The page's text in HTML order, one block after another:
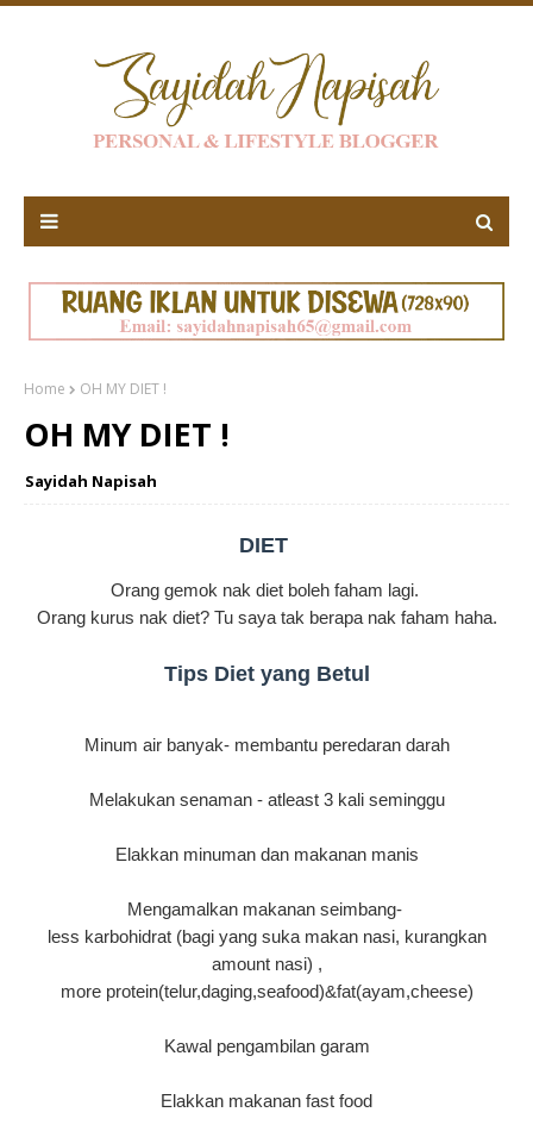
Home OH MY DIET !
OH MY DIET !
Sayidah Napisah
DIET
Orang gemok nak diet boleh faham lagi.
Orang kurus nak diet? Tu saya tak berapa nak faham haha.
Tips Diet yang Betul
Minum air banyak- membantu peredaran darah
Melakukan senaman - atleast 3 kali seminggu
Elakkan minuman dan makanan manis
Mengamalkan makanan seimbang-
less karbohidrat (bagi yang suka makan nasi, kurangkan
amount nasi) ,
more protein(telur,daging,seafood)&fat(ayam,cheese)
Kawal pengambilan garam
Elakkan makanan fast food